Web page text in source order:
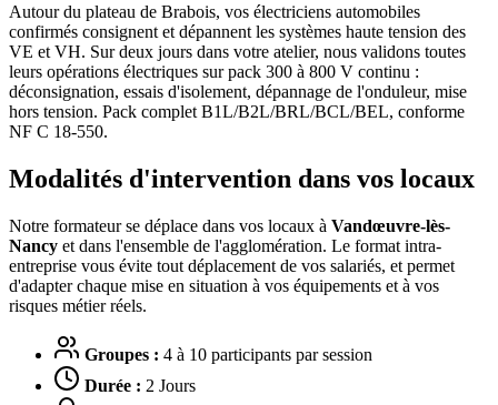
Autour du plateau de Brabois, vos électriciens automobiles
confirmés consignent et dépannent les systèmes haute tension des
VE et VH. Sur deux jours dans votre atelier, nous validons toutes
leurs opérations électriques sur pack 300 à 800 V continu :
déconsignation, essais d'isolement, dépannage de l'onduleur, mise
hors tension. Pack complet B1L/B2L/BRL/BCL/BEL, conforme
NF C 18-550.
Modalités d'intervention dans vos locaux
Notre formateur se déplace dans vos locaux à Vandœuvre-lès-
Nancy et dans l'ensemble de l'agglomération. Le format intra-
entreprise vous évite tout déplacement de vos salariés, et permet
d'adapter chaque mise en situation à vos équipements et à vos
risques métier réels.
Groupes : 4 à 10 participants par session
Durée : 2 Jours